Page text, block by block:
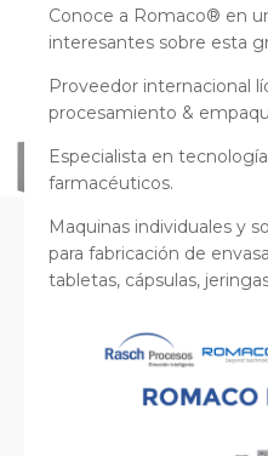
Conoce a Romaco® en
interesantes sobre esta
Proveedor internacional
procesamiento &
Especialista en
farmacéuticos.
Maquinas individuales y
para fabricación de
tabletas, cápsulas,